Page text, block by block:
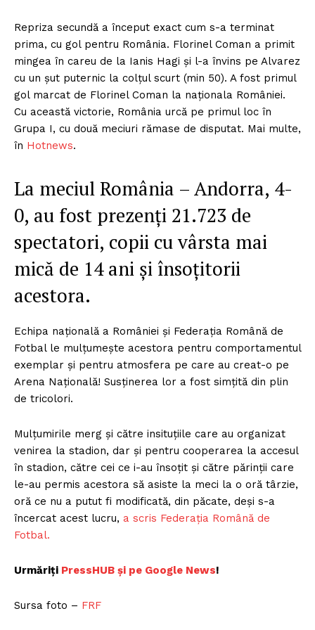
Repriza secundă a început exact cum s-a terminat
prima, cu gol pentru România. Florinel Coman a primit
mingea în careu de la Ianis Hagi și l-a învins pe Alvarez
cu un șut puternic la colțul scurt (min 50). A fost primul
gol marcat de Florinel Coman la naționala României.
Cu această victorie, România urcă pe primul loc în
Grupa I, cu două meciuri rămase de disputat. Mai multe,
în Hotnews.
La meciul România – Andorra, 4-
0, au fost prezenți 21.723 de
spectatori, copii cu vârsta mai
mică de 14 ani și însoțitorii
acestora.
Echipa națională a României și Federația Română de
Fotbal le mulțumește acestora pentru comportamentul
exemplar și pentru atmosfera pe care au creat-o pe
Arena Națională! Susținerea lor a fost simțită din plin
de tricolori.
Mulțumirile merg și către insituțiile care au organizat
venirea la stadion, dar și pentru cooperarea la accesul
în stadion, către cei ce i-au însoțit și către părinții care
le-au permis acestora să asiste la meci la o oră târzie,
oră ce nu a putut fi modificată, din păcate, deși s-a
încercat acest lucru, a scris Federația Română de
Fotbal.
Urmăriți PressHUB și pe Google News!
Sursa foto – FRF